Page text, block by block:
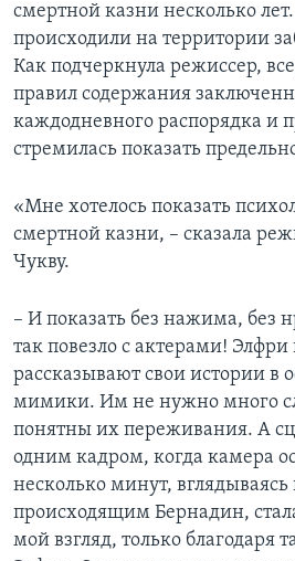
смертной казни несколько
происходили на территории
Как подчеркнула режиссер,
правил содержания
каждодневного распорядка и
стремилась показать
«Мне хотелось показать
смертной казни, – сказала
Чукву.
– И показать без нажима, без
так повезло с актерами! Элфри
рассказывают свои истории в
мимики. Им не нужно много
понятны их переживания. А
одним кадром, когда камера
несколько минут,
происходящим Бернадин,
мой взгляд, только благодаря